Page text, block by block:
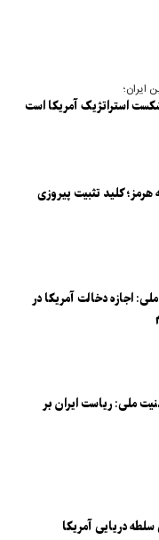
ایران؛
شکست استراتژیک آمریکا است
هرمز؛ کلید تثبیت پیروزی
اجازه دخالت آمریکا در
ملی: ریاست ایران بر
سلطه دریایی آمریکا